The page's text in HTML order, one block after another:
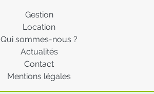
Gestion
Location
Qui sommes-nous ?
Actualités
Contact
Mentions légales